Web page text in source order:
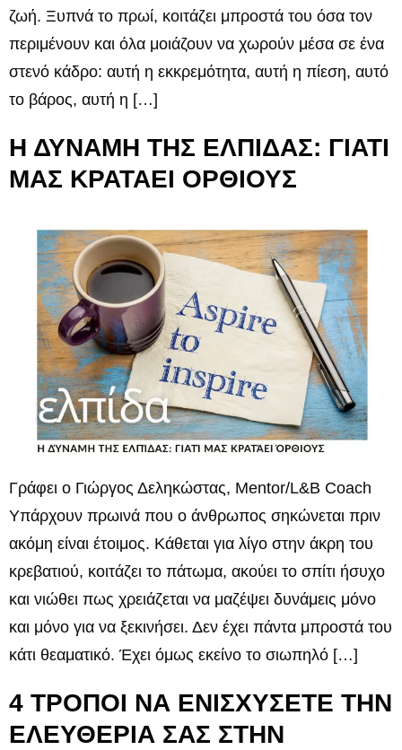
ζωή. Ξυπνά το πρωί, κοιτάζει μπροστά του όσα τον
περιμένουν και όλα μοιάζουν να χωρούν μέσα σε ένα
στενό κάδρο: αυτή η εκκρεμότητα, αυτή η πίεση, αυτό
το βάρος, αυτή η […]
Η ΔΥΝΑΜΗ ΤΗΣ ΕΛΠΙΔΑΣ: ΓΙΑΤΙ
ΜΑΣ ΚΡΑΤΑΕΙ ΟΡΘΙΟΥΣ
Γράφει ο Γιώργος Δεληκώστας, Mentor/L&B Coach
Υπάρχουν πρωινά που ο άνθρωπος σηκώνεται πριν
ακόμη είναι έτοιμος. Κάθεται για λίγο στην άκρη του
κρεβατιού, κοιτάζει το πάτωμα, ακούει το σπίτι ήσυχο
και νιώθει πως χρειάζεται να μαζέψει δυνάμεις μόνο
και μόνο για να ξεκινήσει. Δεν έχει πάντα μπροστά του
κάτι θεαματικό. Έχει όμως εκείνο το σιωπηλό […]
4 ΤΡΟΠΟΙ ΝΑ ΕΝΙΣΧΥΣΕΤΕ ΤΗΝ
ΕΛΕΥΘΕΡΙΑ ΣΑΣ ΣΤΗΝ